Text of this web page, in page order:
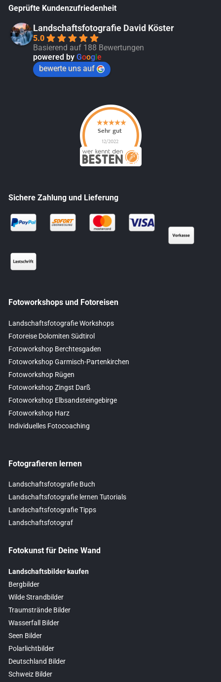
Geprüfte Kundenzufriedenheit
Landschaftsfotografie David Köster
5.0
Basierend auf 188 Bewertungen
powered by Google
bewerte uns auf
Sichere Zahlung und Lieferung
Fotoworkshops und Fotoreisen
Landschaftsfotografie Workshops
Fotoreise Dolomiten Südtirol
Fotoworkshop Berchtesgaden
Fotoworkshop Garmisch-Partenkirchen
Fotoworkshop Rügen
Fotoworkshop Zingst Darß
Fotoworkshop Elbsandsteingebirge
Fotoworkshop Harz
Individuelles Fotocoaching
Fotografieren lernen
Landschaftsfotografie Buch
Landschaftsfotografie lernen Tutorials
Landschaftsfotografie Tipps
Landschaftsfotograf
Fotokunst für Deine Wand
Landschaftsbilder kaufen
Bergbilder
Wilde Strandbilder
Traumstrände Bilder
Wasserfall Bilder
Seen Bilder
Polarlichtbilder
Deutschland Bilder
Schweiz Bilder